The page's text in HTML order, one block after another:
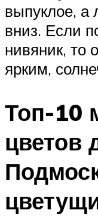
выпуклое, а
вниз. Если
нивяник, то
ярким,
Топ-10
цветов